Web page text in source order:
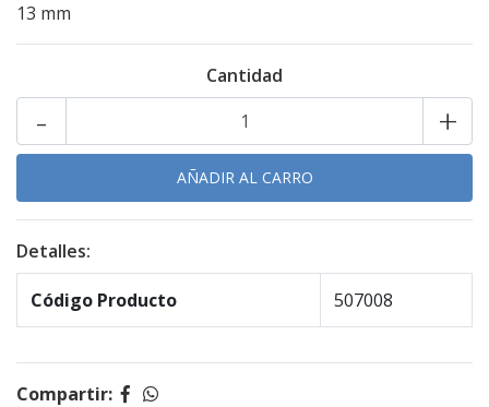
13 mm
Cantidad
+
-
Detalles:
Código Producto 507008
Compartir: